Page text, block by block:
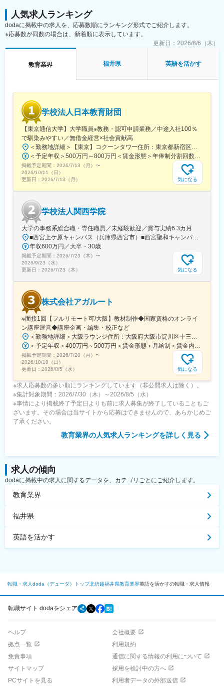
人気求人ランキング
dodaに掲載中の求人を、応募数順にランキング形式でご紹介します。
※応募数が同数の場合は、新着順に表示しています。
更新日： 2026/8/6（木）
教育業界 福井県 英語を活かす
学校法人日本教育財団
【東京通信大学】大学職員※教務・認可申請業務／中途入社100％
で馴染みやすい／無借金経営×社会貢献高
＜勤務地詳細＞【東京】コクーンタワー住所：東京都新宿区西新宿1-7-3 コクーンタワー勤務地最寄駅：JR中央線／新宿駅受動喫煙対策：屋内全面禁煙変更の範囲：会社の定める事業所
＜予定年収＞500万円～800万円＜賃金形態＞年俸制分割回数14回＜賃金内訳＞年額（基本給）：4,090,000円～6,550,000円固定残業手当/月：64,286円～102,858円（固定残業時間26時間40分/月）超過した時間外労働の残業手当は追加支給＜月額＞356,428円～570,715円（14分割）（一律手当を含む）＜昇給有無＞有＜残業手当＞有＜給与補足＞■前職の給与・業務内容などを参考のうえ決定。賃金はあくまでも目安の金額であり、選考を通じて上下する可能性があります。月給(月額)は固定手当を含めた表記です。
掲載予定期間： 2026/7/13（月） 〜
2026/10/11（日）
更新日： 2026/7/13（月） 気になる
学校法人関西学院
大学の事務系総合職・専任職員／未経験歓迎／賞与実績6.3カ月
■西宮上ケ原キャンパス（兵庫県西宮市）■西宮聖和キャンパス（兵庫県西宮市）■神戸三田キャンパス（兵庫県三田市）■西宮北口キャンパス（兵庫県西宮市）■大阪梅田キャンパス（大阪府大阪市）■東京丸の内キャンパス（東京都千代田区）■宝塚キャンパス（兵庫県宝塚市）■千里国際キャンパス（大阪府箕面市）※上記のいずれかのキャンパスへの配属となります。※受動喫煙対策あり（敷地内禁煙）指定喫煙所はキャンパスマップに掲載しています【未経験から大学事務として働けるチャンス】教育業界以外の民間企業からの転職者が多く活躍しており、これまでの業界経験は不問です。コミュニケーションスキルや誠実な対応ができるかどうかなど、お人柄も重視した採用を行っています。夢や目標に向かってがんばる学生を支えたい、学校運営や経営に携わってみたい……そんな想いがある方と一緒に働きたいと考えています。
年収600万円／大卒・30歳
掲載予定期間： 2026/7/23（木） 〜
2026/9/23（水）
更新日： 2026/7/23（木） 気になる
株式会社アガルート
※面接1回【フルリモート可/大阪】教材制作◆国家資格のオンライ
ン講座運営◆講座企画・編集・校正など
＜勤務地詳細＞大阪ラウンジ住所：大阪府大阪市淀川区十三東1丁目17-19 ファルコンビル6階勤務地最寄駅：各線／十三駅受動喫煙対策：屋内全面禁煙変更の範囲：会社の定める事業所（リモートワーク含む）
＜予定年収＞400万円～500万円＜賃金形態＞月給制＜賃金内訳＞月額（基本給）：229,920円固定残業手当/月：46,355円（固定残業時間25時間0分/月）超過した時間外労働の残業手当は追加支給＜月給＞276,275円（一律手当を含む）＜昇給有無＞有＜残業手当＞有＜給与補足＞■昇給：年2回■賞与：年4回(4,7,10.1月／最大12ヶ月分）■その他：業績賞与有■モデルケース：・教材室Aさん：入社当初：年収400万程度⇒入社4年：年収450万程度・工程管理室Bさん：入社当初：年収400万程度⇒入社3年：年収600万程度賃金はあくまでも目安の金額であり、選考を通じて上下する可能性があります。月給(月額)は固定手当を含めた表記です。
掲載予定期間： 2026/7/20（月） 〜
2026/10/18（日）
更新日： 2026/8/5（水） 気になる
※求人応募数の多い順にランキングしています（非公開求人は除く）。
※集計対象期間：2026/7/30（木）～2026/8/5（水）
※事情により掲載終了予定日よりも前に求人募集が終了していることもご
ざいます。その場合は当サイトから応募はできませんので、あらかじめご
了承ください。
教育業界の人気求人ランキングを詳しく見る
求人の傾向
dodaに掲載中の求人に関するデータを、カテゴリごとにご紹介します。
教育業界
福井県
英語を活かす
転職・求人doda（デューダ）トップ北信越福井県教育業界英語を活かすの転職・求人情報
転職サイト dodaをシェア
ヘルプ
会社概要
拠点一覧
利用規約
免責事項
通信に関する情報の利用について
サイトマップ
採用を検討中の方へ
PCサイトを見る
利用者データの外部送信